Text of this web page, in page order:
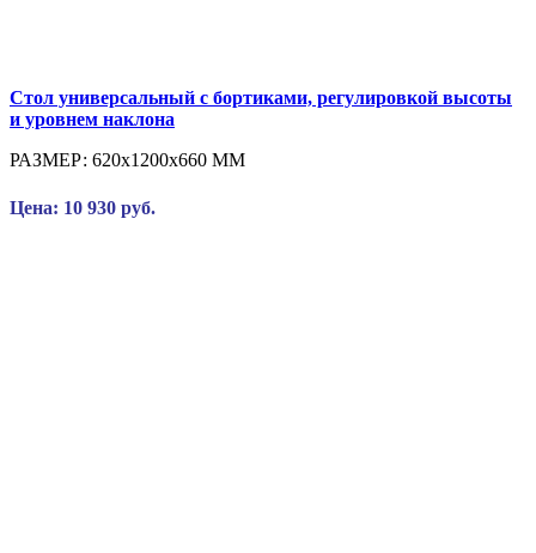
Стол универсальный с бортиками, регулировкой высоты
и уровнем наклона
РАЗМЕР: 620x1200x660 ММ
Цена: 10 930 руб.